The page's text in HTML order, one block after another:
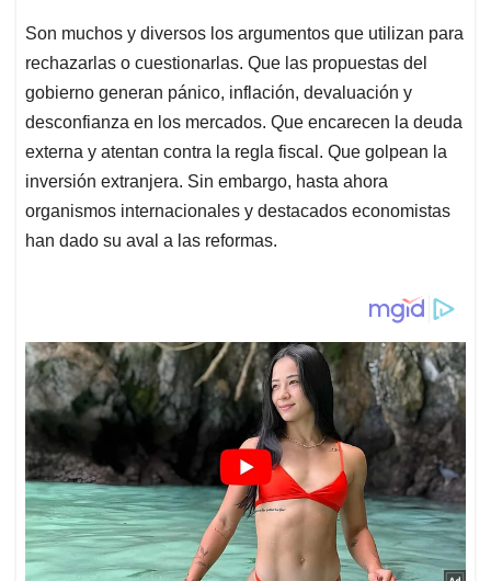
Son muchos y diversos los argumentos que utilizan para
rechazarlas o cuestionarlas. Que las propuestas del
gobierno generan pánico, inflación, devaluación y
desconfianza en los mercados. Que encarecen la deuda
externa y atentan contra la regla fiscal. Que golpean la
inversión extranjera. Sin embargo, hasta ahora
organismos internacionales y destacados economistas
han dado su aval a las reformas.